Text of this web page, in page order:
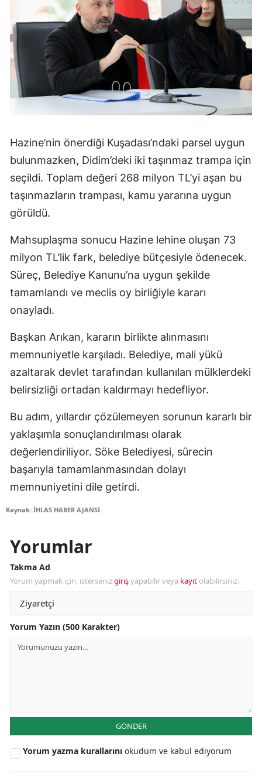
Hazine’nin önerdiği Kuşadası’ndaki parsel uygun
bulunmazken, Didim’deki iki taşınmaz trampa için
seçildi. Toplam değeri 268 milyon TL’yi aşan bu
taşınmazların trampası, kamu yararına uygun
görüldü.
Mahsuplaşma sonucu Hazine lehine oluşan 73
milyon TL’lik fark, belediye bütçesiyle ödenecek.
Süreç, Belediye Kanunu’na uygun şekilde
tamamlandı ve meclis oy birliğiyle kararı
onayladı.
Başkan Arıkan, kararın birlikte alınmasını
memnuniyetle karşıladı. Belediye, mali yükü
azaltarak devlet tarafından kullanılan mülklerdeki
belirsizliği ortadan kaldırmayı hedefliyor.
Bu adım, yıllardır çözülemeyen sorunun kararlı bir
yaklaşımla sonuçlandırılması olarak
değerlendiriliyor. Söke Belediyesi, sürecin
başarıyla tamamlanmasından dolayı
memnuniyetini dile getirdi.
Kaynak: İHLAS HABER AJANSI
Yorumlar
Takma Ad
Yorum yapmak için, istersenizgirişyapabilir veya kayıt olabilirsiniz.
Yorum Yazın (500 Karakter)
GÖNDER
Yorum yazma kurallarını okudum ve kabul ediyorum